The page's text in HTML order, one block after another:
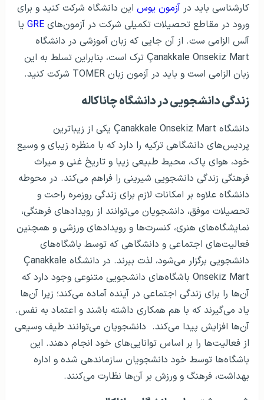
کارشناسی باید در آزمون یوس این دانشگاه شرکت کنید و برای
ورود در مقاطع تحصیلات تکمیلی شرکت در آزمون‌های GRE یا
آلس الزامی ست. از آن جایی که زبان آموزشی در دانشگاه
Çanakkale Onsekiz Mart ترک است، بنابراین تسلط به این
زبان الزامی است و باید در آزمون زبان TOMER شرکت کنید.
زندگی دانشجویی در دانشگاه چاناکاله
دانشگاه Çanakkale Onsekiz Mart یکی از زیباترین
پردیس‌های دانشگاهی ترکیه را دارد که با منظره زیبای و وسیع
خود، هوای پاک، محیط طبیعی زیبا و تاریخ غنی و میراث
فرهنگی زندگی دانشجویی شیرینی را فراهم می‌کند. در محوطه
دانشگاه علاوه بر امکانات لازم برای زندگی روزمره راحت و
تحصیلات موفق، دانشجویان می‌توانند از رویدادهای فرهنگی،
نمایشگاه‌های هنری، کنسرت‌ها و رویدادهای ورزشی و همچنین
فعالیت‌های اجتماعی و دانشگاهی که توسط باشگاه‌های
دانشجویی برگزار می‌شود، لذت ببرند. در دانشگاه Çanakkale
Onsekiz Mart باشگاه‌های دانشجویی متنوعی وجود دارد که
آن‌ها را برای زندگی اجتماعی در آینده آماده می‌کند؛ زیرا آن‌ها
یاد می‌گیرند که با هم همکاری داشته باشند و اعتماد به نفس.
آن‌ها افزایش پیدا می‌کند. دانشجویان می‌توانند طیف وسیعی
از فعالیت‌ها را بر اساس توانایی‌های خود انجام دهند. این
باشگاه‌ها توسط خود دانشجویان سازماندهی شده و اداره
بهداشت، فرهنگ و ورزش بر آن‌ها نظارت می‌کنند.